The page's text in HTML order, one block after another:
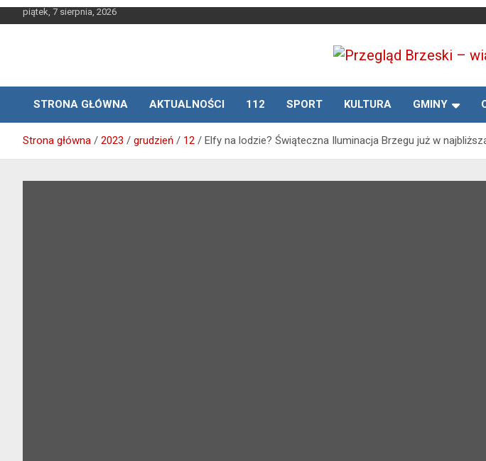
Skip
to
piątek, 7 sierpnia, 2026
Przegląd
Brzeg24
STRONA GŁÓWNA
AKTUALNOŚCI 112 SPORT KULTURA GMINY
Strona główna 2023 grudzień 12 Elfy na lodzie? Świąteczna Iluminacja Brzegu już w